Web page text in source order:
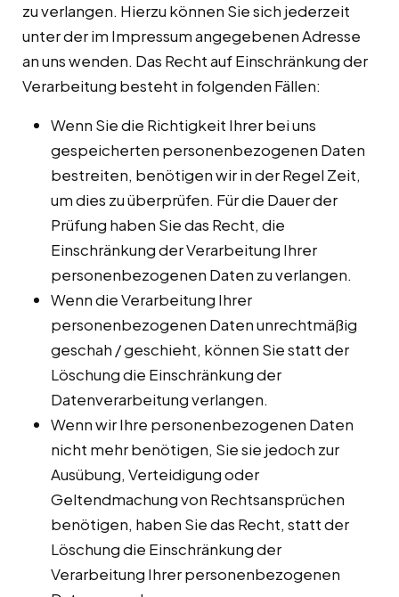
zu verlangen. Hierzu können Sie sich jederzeit
unter der im Impressum angegebenen Adresse
an uns wenden. Das Recht auf Einschränkung der
Verarbeitung besteht in folgenden Fällen:
Wenn Sie die Richtigkeit Ihrer bei uns
gespeicherten personenbezogenen Daten
bestreiten, benötigen wir in der Regel Zeit,
um dies zu überprüfen. Für die Dauer der
Prüfung haben Sie das Recht, die
Einschränkung der Verarbeitung Ihrer
personenbezogenen Daten zu verlangen.
Wenn die Verarbeitung Ihrer
personenbezogenen Daten unrechtmäßig
geschah / geschieht, können Sie statt der
Löschung die Einschränkung der
Datenverarbeitung verlangen.
Wenn wir Ihre personenbezogenen Daten
nicht mehr benötigen, Sie sie jedoch zur
Ausübung, Verteidigung oder
Geltendmachung von Rechtsansprüchen
benötigen, haben Sie das Recht, statt der
Löschung die Einschränkung der
Verarbeitung Ihrer personenbezogenen